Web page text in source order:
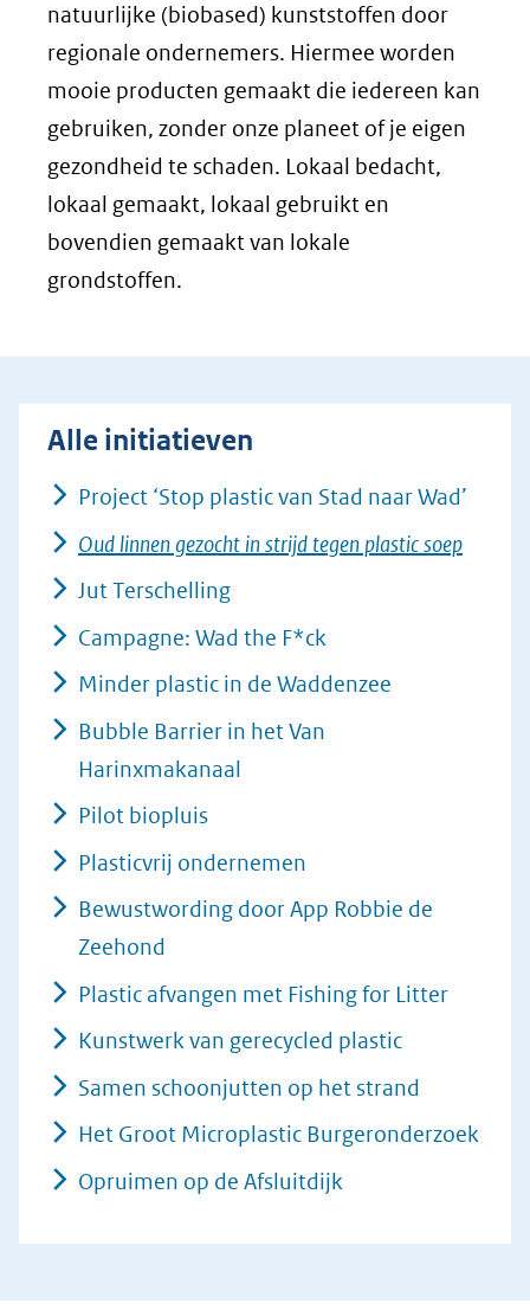
natuurlijke (biobased) kunststoffen door
regionale ondernemers. Hiermee worden
mooie producten gemaakt die iedereen kan
gebruiken, zonder onze planeet of je eigen
gezondheid te schaden. Lokaal bedacht,
lokaal gemaakt, lokaal gebruikt en
bovendien gemaakt van lokale
grondstoffen.
Alle initiatieven
Project ‘Stop plastic van Stad naar Wad’
Oud linnen gezocht in strijd tegen plastic soep
Jut Terschelling
Campagne: Wad the F*ck
Minder plastic in de Waddenzee
Bubble Barrier in het Van
Harinxmakanaal
Pilot biopluis
Plasticvrij ondernemen
Bewustwording door App Robbie de
Zeehond
Plastic afvangen met Fishing for Litter
Kunstwerk van gerecycled plastic
Samen schoonjutten op het strand
Het Groot Microplastic Burgeronderzoek
Opruimen op de Afsluitdijk